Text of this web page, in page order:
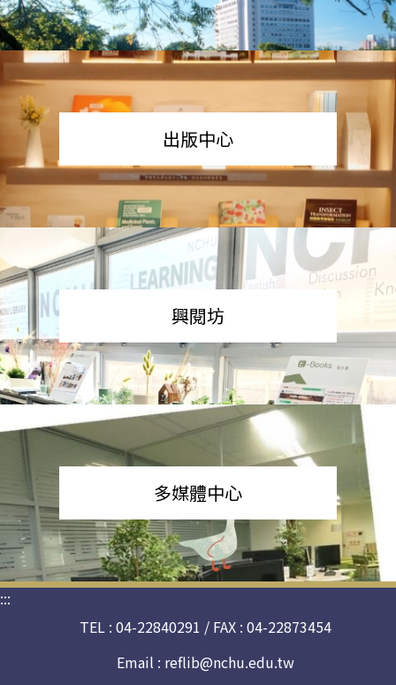
出版中心
興閱坊
多媒體中心
:::
TEL : 04-22840291 / FAX : 04-22873454
Email : reflib@nchu.edu.tw